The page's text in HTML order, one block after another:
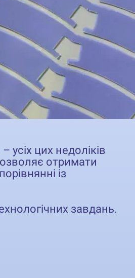
цих недоліків
отримати
із
завдань.